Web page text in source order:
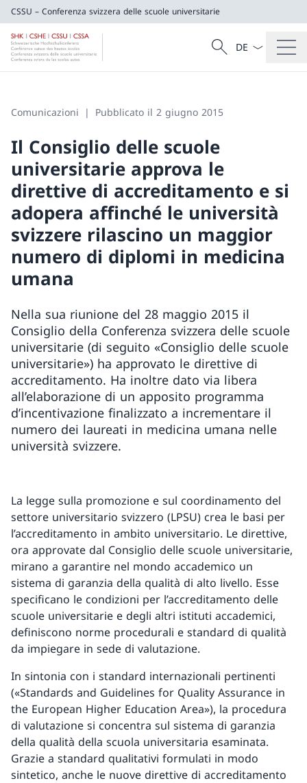
CSSU – Conferenza svizzera delle scuole universitarie
CSSU – Conferenza svizzera delle scuole
Cercare
Ricerca
Dal menu a
Comunicazioni Pubblicato il 2 giugno 2015
Il Consiglio delle scuole
universitarie approva le
direttive di accreditamento e si
adopera affinché le università
svizzere rilascino un maggior
numero di diplomi in medicina
umana
Nella sua riunione del 28 maggio 2015 il
Consiglio della Conferenza svizzera delle scuole
universitarie (di seguito «Consiglio delle scuole
universitarie») ha approvato le direttive di
accreditamento. Ha inoltre dato via libera
all’elaborazione di un apposito programma
d’incentivazione finalizzato a incrementare il
numero dei laureati in medicina umana nelle
università svizzere.
La legge sulla promozione e sul coordinamento del
settore universitario svizzero (LPSU) crea le basi per
l’accreditamento in ambito universitario. Le direttive,
ora approvate dal Consiglio delle scuole universitarie,
mirano a garantire nel mondo accademico un
sistema di garanzia della qualità di alto livello. Esse
specificano le condizioni per l’accreditamento delle
scuole universitarie e degli altri istituti accademici,
definiscono norme procedurali e standard di qualità
da impiegare in sede di valutazione.
In sintonia con i standard internazionali pertinenti
(«Standards and Guidelines for Quality Assurance in
the European Higher Education Area»), la procedura
di valutazione si concentra sul sistema di garanzia
della qualità della scuola universitaria esaminata.
Grazie a standard qualitativi formulati in modo
sintetico, anche le nuove direttive di accreditamento